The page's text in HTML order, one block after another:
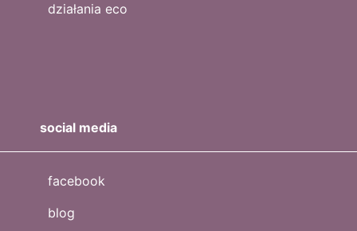
działania eco
social media
facebook
blog